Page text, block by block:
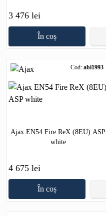
3 476 lei
În coș
Cod: abi1993
Ajax EN54 Fire ReX (8EU) ASP
white
4 675 lei
În coș